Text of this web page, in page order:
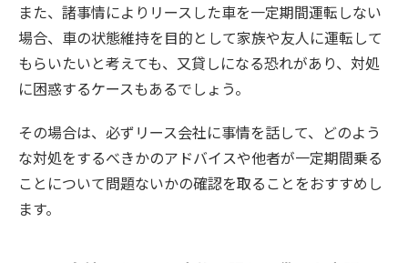
また、諸事情によりリースした車を一定期間運転しない
場合、車の状態維持を目的として家族や友人に運転して
もらいたいと考えても、又貸しになる恐れがあり、対処
に困惑するケースもあるでしょう。
その場合は、必ずリース会社に事情を話して、どのよう
な対処をするべきかのアドバイスや他者が一定期間乗る
ことについて問題ないかの確認を取ることをおすすめし
ます。